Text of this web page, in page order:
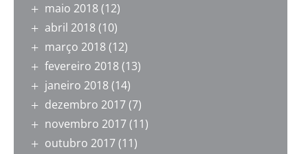
maio 2018(12)
abril 2018(10)
março 2018(12)
fevereiro 2018(13)
janeiro 2018(14)
dezembro 2017(7)
novembro 2017(11)
outubro 2017(11)